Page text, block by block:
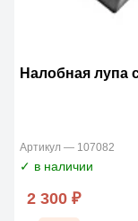
Налобная лупа
Артикул — 107082
✓ в наличии
2 300 ₽